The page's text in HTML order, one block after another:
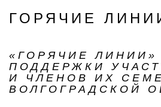
ГОРЯЧИЕ
«ГОРЯЧИЕ ЛИНИИ»
ПОДДЕРЖКИ
И ЧЛЕНОВ ИХ
ВОЛГОГРАДСКОЙ